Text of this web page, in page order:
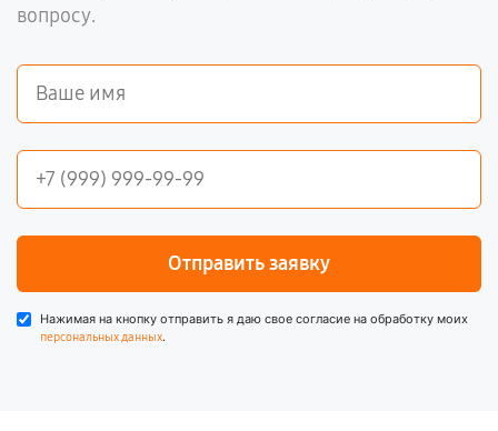
вопросу.
Отправить заявку
Нажимая на кнопку отправить я даю свое согласие на обработку моих
персональных данных.